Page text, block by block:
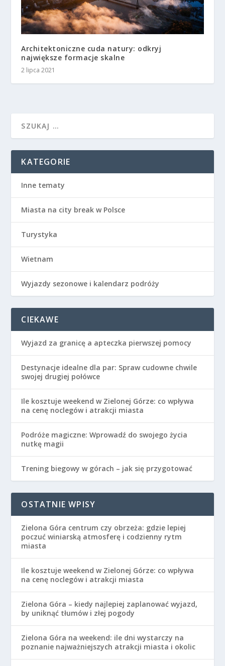
Architektoniczne cuda natury: odkryj
największe formacje skalne
2 lipca 2021
KATEGORIE
Inne tematy
Miasta na city break w Polsce
Turystyka
Wietnam
Wyjazdy sezonowe i kalendarz podróży
CIEKAWE
Wyjazd za granicę a apteczka pierwszej pomocy
Destynacje idealne dla par: Spraw cudowne chwile
swojej drugiej połówce
Ile kosztuje weekend w Zielonej Górze: co wpływa
na cenę noclegów i atrakcji miasta
Podróże magiczne: Wprowadź do swojego życia
nutkę magii
Trening biegowy w górach – jak się przygotować
OSTATNIE WPISY
Zielona Góra centrum czy obrzeża: gdzie lepiej
poczuć winiarską atmosferę i codzienny rytm
miasta
Ile kosztuje weekend w Zielonej Górze: co wpływa
na cenę noclegów i atrakcji miasta
Zielona Góra – kiedy najlepiej zaplanować wyjazd,
by uniknąć tłumów i złej pogody
Zielona Góra na weekend: ile dni wystarczy na
poznanie najważniejszych atrakcji miasta i okolic